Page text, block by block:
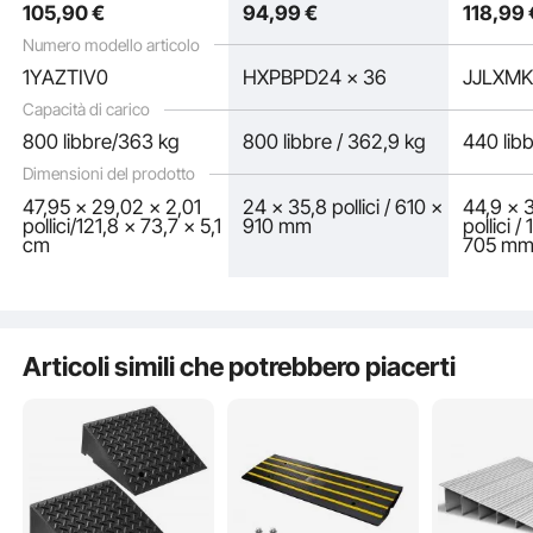
Numero modello articolo
Capacità di carico
Dimensioni del prodotto
Scale,
105,90€ 94,99€ 118,99
1YAZTIV0 HXPBPD24 x 36
800 libbre/363 kg 800 libbre / 362,9 kg 440
47,95 x 29,02 x 2,01
pollici/121,8 x 73,7 x 5,1
cm
24 x 35,8 pollici / 610 x
910 mm
44,9 x
pollici /
705
Articoli simili che potrebbero piacerti